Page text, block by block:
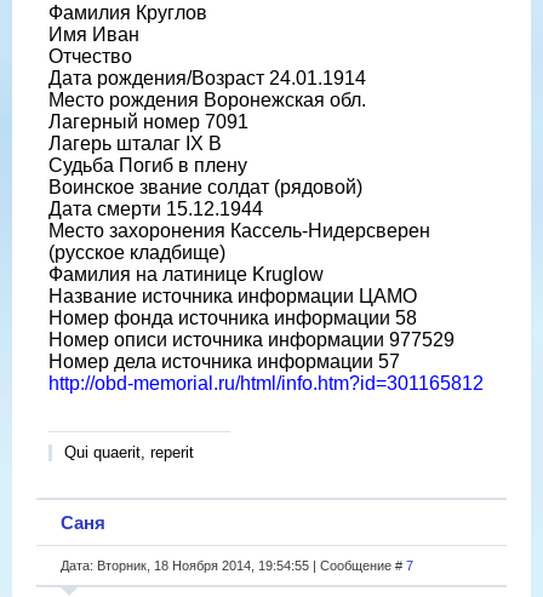
Фамилия Круглов
Имя Иван
Отчество
Дата рождения/Возраст 24.01.1914
Место рождения Воронежская обл.
Лагерный номер 7091
Лагерь шталаг IX B
Судьба Погиб в плену
Воинское звание солдат (рядовой)
Дата смерти 15.12.1944
Место захоронения Кассель-Нидерсверен
(русское кладбище)
Фамилия на латинице Kruglow
Название источника информации ЦАМО
Номер фонда источника информации 58
Номер описи источника информации 977529
Номер дела источника информации 57
http://obd-memorial.ru/html/info.htm?id=301165812
Qui quaerit, reperit
Саня
Дата: Вторник, 18 Ноября 2014, 19:54:55 | Сообщение # 7